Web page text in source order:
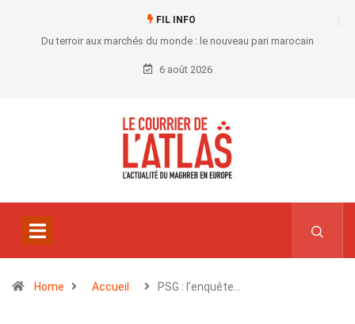
FIL INFO
Du terroir aux marchés du monde : le nouveau pari marocain
6 août 2026
Home Accueil PSG : l’enquête…